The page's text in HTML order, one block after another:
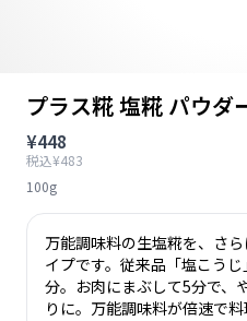
プラス糀 塩糀 パウダ
¥448
税込¥483
100g
万能調味料の生塩糀を、さ
イプです。従来品「塩こう
分。お肉にまぶして5分で、
りに。万能調味料が倍速で料